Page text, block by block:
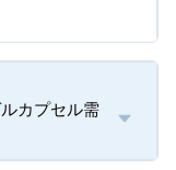
カプセル需